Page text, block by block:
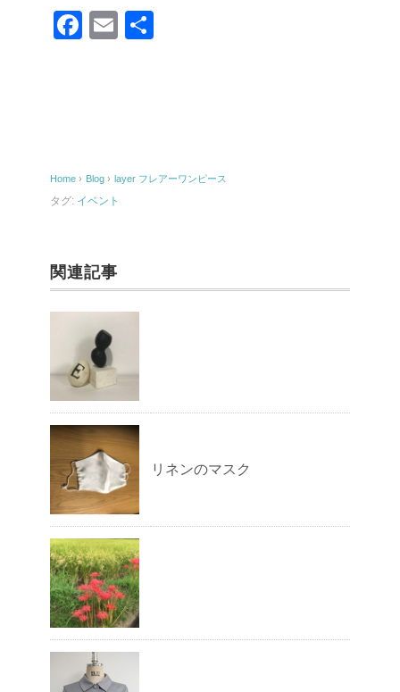
F
o
o
E
Home › Blog › layer フレアーワンピース
タグ: イベント
関連記事
リネンのマスク